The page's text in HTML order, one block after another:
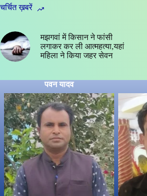
चर्चित ख़बरें
मझगवां में किसान ने फांसी
लगाकर कर ली आत्महत्या,यहां
महिला ने किया जहर सेवन
पवन यादव